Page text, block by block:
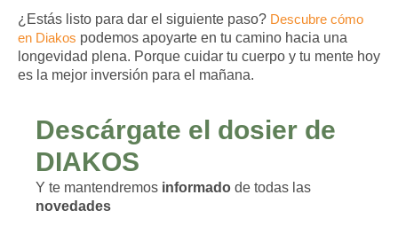
¿Estás listo para dar el siguiente paso? Descubre cómo
en Diakos podemos apoyarte en tu camino hacia una
longevidad plena. Porque cuidar tu cuerpo y tu mente hoy
es la mejor inversión para el mañana.
Descárgate el dosier de
DIAKOS
Y te mantendremos informado de todas las
novedades